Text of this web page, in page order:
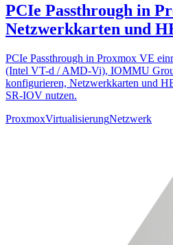
PCIe Passthrough in
Netzwerkkarten und
PCIe Passthrough in Proxmox VE
(Intel VT-d / AMD-Vi), IOMMU
konfigurieren, Netzwerkkarten und
SR-IOV nutzen.
ProxmoxVirtualisierungNetzwerk